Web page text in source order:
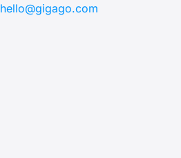
hello@gigago.com